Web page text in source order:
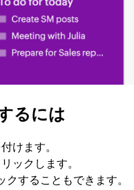
るには
けます。
ックします。
することもできます。